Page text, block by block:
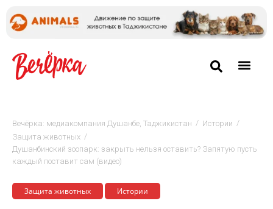
Вечёрка: медиакомпания Душанбе, Таджикистан / Истории /
Защита животных /
Душанбинский зоопарк: закрыть нельзя оставить? Запятую пусть
каждый поставит сам (видео)
Защита животных Истории